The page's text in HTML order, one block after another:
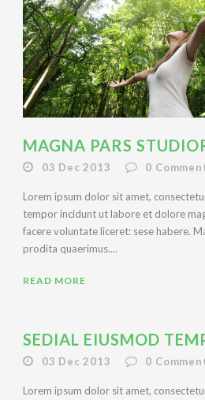
MAGNA PARS
03 Dec 2013 0
Lorem ipsum dolor sit amet,
tempor incidunt ut labore et dolore
facere voluntate liceret: sese habere.
prodita quaerimus....
READ MORE
SEDIAL EIUSMOD
03 Dec 2013 0
Lorem ipsum dolor sit amet,